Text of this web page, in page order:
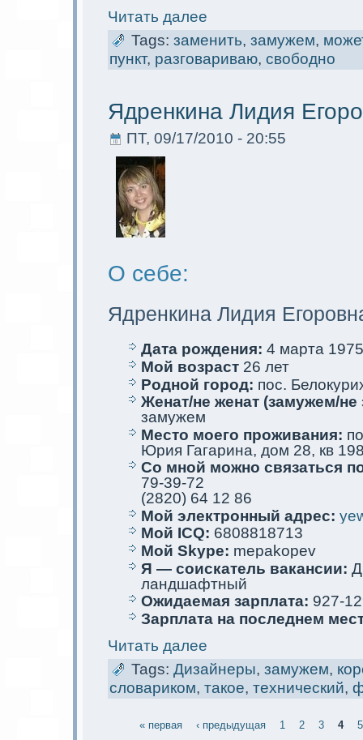
Читать далее
Tags: заменить, замужем,
пункт, разговариваю, свободно
Ядренкина Лидия
ПТ, 09/17/2010 - 20:55
О себе:
Ядренкина Лидия
Дата рождения: 4 марта 1975
Мой возраст 26 лет
Родной город: пос.
Женат/не женат (замужем/
замужем
Место мoего проживания:
Юрия Гагарина, дом 28, кв
Со мной мoжно связаться
79-39-72
(2820) 64 12 86
Мой электрoнный адрес:
Мой ICQ: 6808818713
Мой Skype: mepakopev
Я — соискaтель вакaнсии:
ландшафтный
Ожидаемая зарплата: 927-
Зарплата на последнем
Читать далее
Tags: Дизайнеры, замужем,
словариком, такое, технический,
« первая ‹ предыдущая 1 2 3 4 5